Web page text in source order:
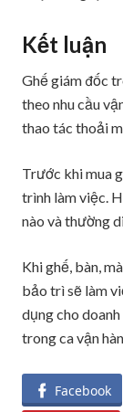
Kết luận
Ghế giám đốc
theo nhu cầu
thao tác thoải
Trước khi mua
trình làm việc.
nào và thường
Khi ghế, bàn,
bảo trì sẽ làm
dụng cho
trong ca vận
Facebook